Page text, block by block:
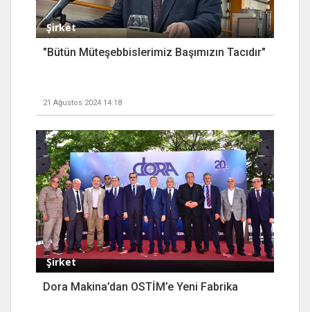
Şirket
"Bütün Müteşebbislerimiz Başımızın Tacıdır"
21 Ağustos 2024 14:18
Şirket
Dora Makina’dan OSTİM’e Yeni Fabrika